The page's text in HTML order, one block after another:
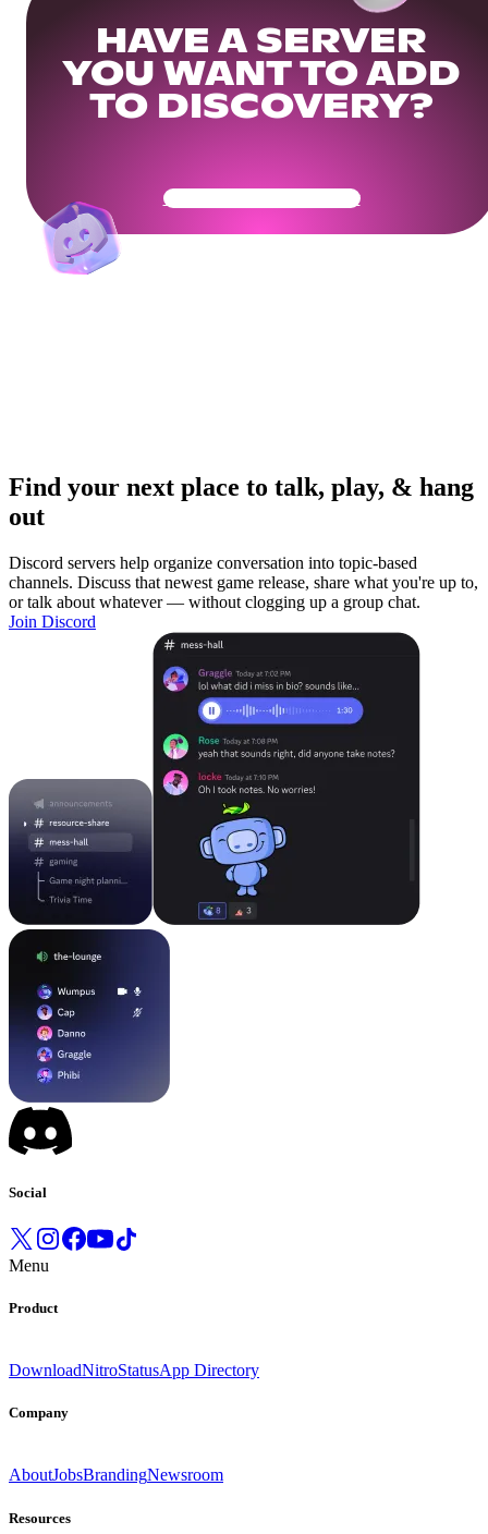
HAVE A SERVER
YOU WANT TO ADD
TO DISCOVERY?
Get Your Community Ready
Find your next place to talk, play, & hang
out
Discord servers help organize conversation into topic-based
channels. Discuss that newest game release, share what you're up to,
or talk about whatever — without clogging up a group chat.
Join Discord
Social
Menu
Product
DownloadNitroStatusApp Directory
Company
AboutJobsBrandingNewsroom
Resources